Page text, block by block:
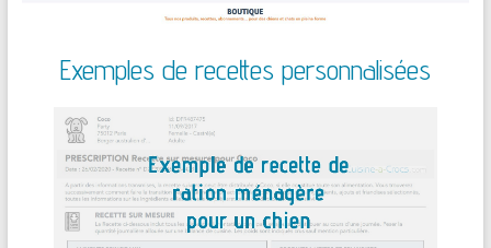
Exemples de recettes personnalisées